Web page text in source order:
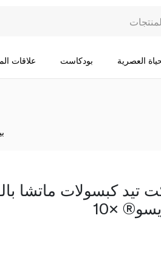
العصرية بودكاست علاقات
تيد كبسولات ماتشا
×10